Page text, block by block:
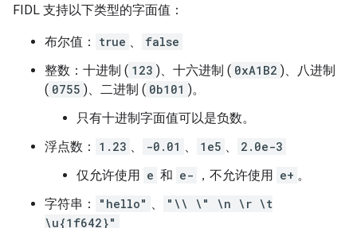
FIDL 支持以下类型的字面值：
布尔值： true 、
false
整数：十进制 ( 123 )、十六进制 ( 0xA1B2 )、八进制
( 0755 )、二进制 ( 0b101 )。
只有十进制字面值可以是负数。
浮点数：
1.23 、 -0.01 、 1e5 、
2.0e-3
仅允许使用 e 和 e- ，不允许使用 e+ 。
字符串：
"hello" 、
"\\ \" \n \r \t
\u{1f642}"